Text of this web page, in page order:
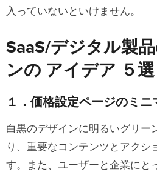
入っていないといけません。
SaaS/デジタル製
ンの アイデア ５選
１．価格設定ページのミニ
白黒のデザインに明るいグリー
り、重要なコンテンツとアクシ
す。また、ユーザーと企業にと